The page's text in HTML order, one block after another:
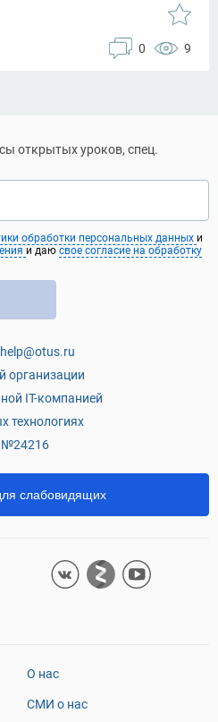
0 9
открытых уроков, спец.
обработки персональных данных и
и даю свое согласие на обработку
help@otus.ru
организации
IT-компанией
технологиях
№24216
слабовидящих
О нас
СМИ о нас